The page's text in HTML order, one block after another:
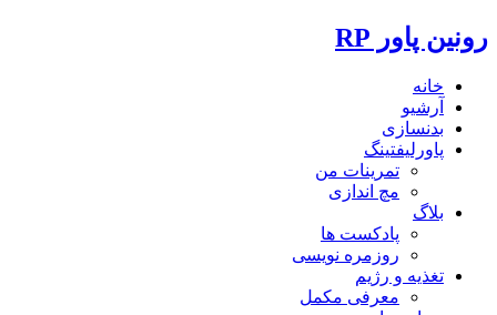
رونین پاور RP
خانه
آرشیو
بدنسازی
پاورلیفتینگ
تمرینات من
مچ اندازی
بلاگ
پادکست ها
روزمره نویسی
تغذیه و رژیم
معرفی مکمل